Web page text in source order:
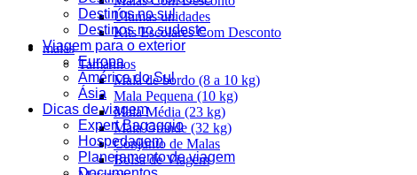
Últimas unidades
Kits Escolares Com Desconto
malas
Tamanhos
Mala de bordo (8 a 10 kg)
Mala Pequena (10 kg)
Mala Média (23 kg)
Mala Grande (32 kg)
Conjunto de Malas
Bolsa de Viagem
Destinos no sul
Destinos no sudeste
Viagem para o exterior
Europa
América do Sul
Ásia
Dicas de viagem
Expert Bagaggio
Hospedagem
Planejamento de viagem